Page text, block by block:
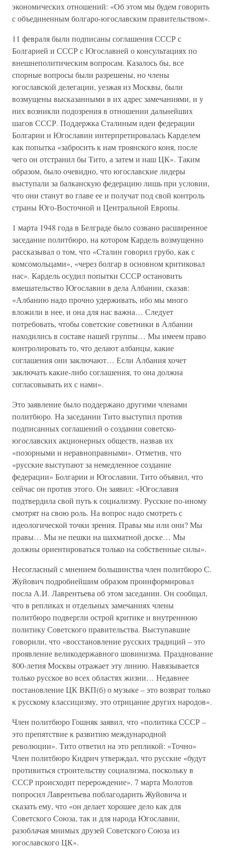
экономических отношений: «Об этом мы будем говорить
с объединенным болгаро-югославским правительством».
11 февраля были подписаны соглашения СССР с
Болгарией и СССР с Югославией о консультациях по
внешнеполитическим вопросам. Казалось бы, все
спорные вопросы были разрешены, но члены
югославской делегации, уезжая из Москвы, были
возмущены высказанными в их адрес замечаниями, и у
них возникли подозрения в отношении дальнейших
шагов СССР. Поддержка Сталиным идеи федерации
Болгарии и Югославии интерпретировалась Карделем
как попытка «забросить к нам троянского коня, после
чего он отстранил бы Тито, а затем и наш ЦК». Таким
образом, было очевидно, что югославские лидеры
выступали за балканскую федерацию лишь при условии,
что они станут во главе ее и получат под свой контроль
страны Юго-Восточной и Центральной Европы.
1 марта 1948 года в Белграде было созвано расширенное
заседание политбюро, на котором Кардель возмущенно
рассказывал о том, что «Сталин говорил грубо, как с
комсомольцами», «через болгар в основном критиковал
нас». Кардель осудил попытки СССР остановить
вмешательство Югославии в дела Албании, сказав:
«Албанию надо прочно удерживать, ибо мы много
вложили в нее, и она для нас важна… Следует
потребовать, чтобы советские советники в Албании
находились в составе нашей группы… Мы имеем право
контролировать то, что делают албанцы, какие
соглашения они заключают… Если Албания хочет
заключать какие-либо соглашения, то она должна
согласовывать их с нами».
Это заявление было поддержано другими членами
политбюро. На заседании Тито выступил против
подписанных соглашений о создании советско-
югославских акционерных обществ, назвав их
«позорными и неравноправными». Отметив, что
«русские выступают за немедленное создание
федерации» Болгарии и Югославии, Тито объявил, что
сейчас он против этого. Он заявил: «Югославия
подтвердила свой путь к социализму. Русские по-иному
смотрят на свою роль. На вопрос надо смотреть с
идеологической точки зрения. Правы мы или они? Мы
правы… Мы не пешки на шахматной доске… Мы
должны ориентироваться только на собственные силы».
Несогласный с мнением большинства член политбюро С.
Жуйович подробнейшим образом проинформировал
посла А.И. Лаврентьева об этом заседании. Он сообщал,
что в репликах и отдельных замечаниях члены
политбюро подвергли острой критике и внутреннюю
политику Советского правительства. Выступавшие
говорили, что «восстановление русских традиций – это
проявление великодержавного шовинизма. Празднование
800-летия Москвы отражает эту линию. Навязывается
только русское во всех областях жизни… Недавнее
постановление ЦК ВКП(б) о музыке – это возврат только
к русскому классицизму, это отрицание других народов».
Член политбюро Гошняк заявил, что «политика СССР –
это препятствие к развитию международной
революции». Тито ответил на это репликой: «Точно»
Член политбюро Кидрич утверждал, что русские «будут
противиться строительству социализма, поскольку в
СССР происходит перерождение». 7 марта Молотов
попросил Лаврентьева поблагодарить Жуйовича и
сказать ему, что «он делает хорошее дело как для
Советского Союза, так и для народа Югославии,
разоблачая мнимых друзей Советского Союза из
югославского ЦК».